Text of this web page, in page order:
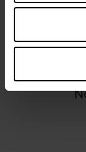
Kenmerken